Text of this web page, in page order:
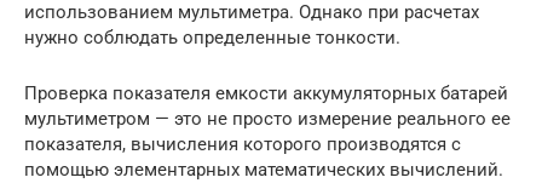
использованием мультиметра. Однако при расчетах
нужно соблюдать определенные тонкости.
Проверка показателя емкости аккумуляторных батарей
мультиметром — это не просто измерение реального ее
показателя, вычисления которого производятся с
помощью элементарных математических вычислений.